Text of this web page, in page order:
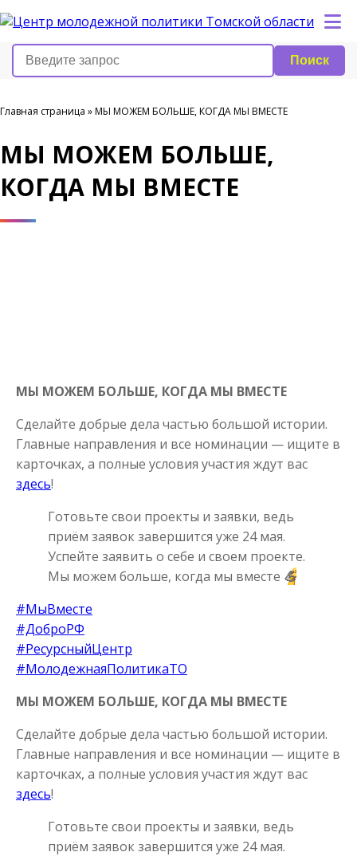
Поиск
Главная страница »МЫ МОЖЕМ БОЛЬШЕ, КОГДА МЫ ВМЕСТЕ
МЫ МОЖЕМ БОЛЬШЕ,
КОГДА МЫ ВМЕСТЕ
МЫ МОЖЕМ БОЛЬШЕ, КОГДА МЫ ВМЕСТЕ
Сделайте добрые дела частью большой истории.
Главные направления и все номинации — ищите в
карточках, а полные условия участия ждут вас
здесь!
Готовьте свои проекты и заявки, ведь
приём заявок завершится уже 24 мая.
Успейте заявить о себе и своем проекте.
Мы можем больше, когда мы вместе 💪
#МыВместе
#ДоброРФ
#РесурсныйЦентр
#МолодежнаяПолитикаТО
МЫ МОЖЕМ БОЛЬШЕ, КОГДА МЫ ВМЕСТЕ
Сделайте добрые дела частью большой истории.
Главные направления и все номинации — ищите в
карточках, а полные условия участия ждут вас
здесь!
Готовьте свои проекты и заявки, ведь
приём заявок завершится уже 24 мая.